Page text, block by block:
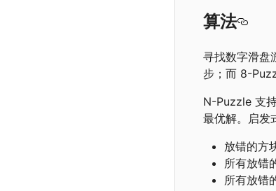
算法
寻找数字滑盘
步；而 8-
N-Puzzle 支
最优解。启发
放错的方
所有放错
所有放错